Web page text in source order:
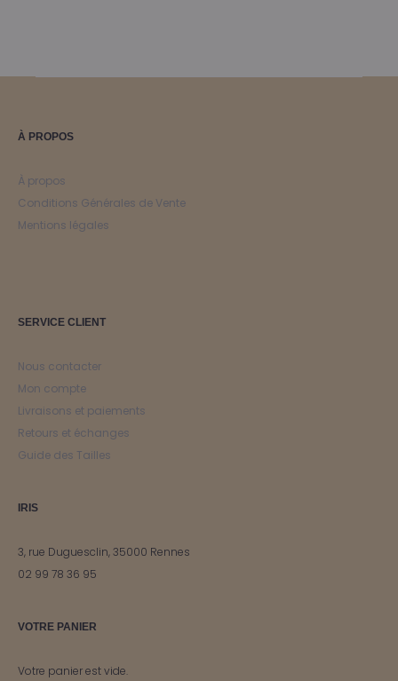
À PROPOS
À propos
Conditions Générales de Vente
Mentions légales
SERVICE CLIENT
Nous contacter
Mon compte
Livraisons et paiements
Retours et échanges
Guide des Tailles
IRIS
3, rue Duguesclin, 35000 Rennes
02 99 78 36 95
VOTRE PANIER
Votre panier est vide.